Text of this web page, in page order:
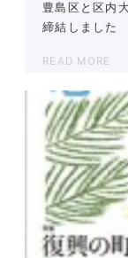
豊島区と区内
締結しました
READ MORE